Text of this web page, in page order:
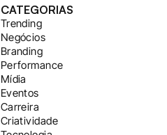
CATEGORIAS
Trending
Negócios
Branding
Performance
Mídia
Eventos
Carreira
Criatividade